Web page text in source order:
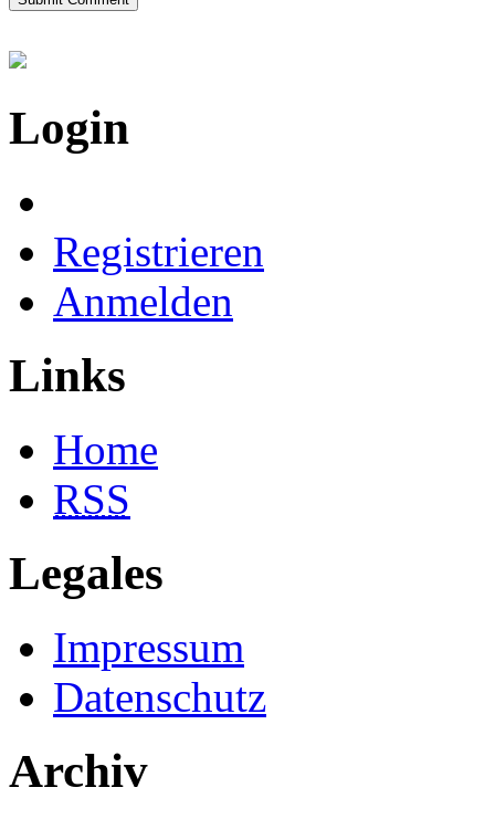
Login
Registrieren
Anmelden
Links
Home
RSS
Legales
Impressum
Datenschutz
Archiv